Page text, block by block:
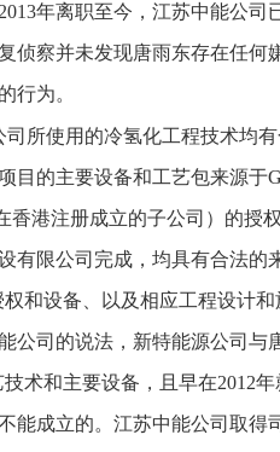
年离职至今，江苏中能公
侦察并未发现唐雨东存在任何
行为。
所使用的冷氢化工程技术均
的主要设备和工艺包来源于
港注册成立的子公司）的授
有限公司完成，均具有合法
和设备、以及相应工程设计
公司的说法，新特能源公司与
术和主要设备，且早在2012
能成立的。江苏中能公司取